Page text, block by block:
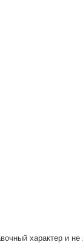
характер и